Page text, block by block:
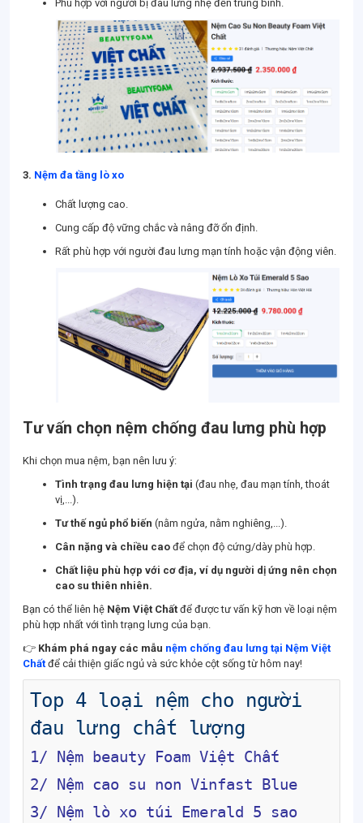
Phù hợp với người bị đau lưng nhẹ đến trung bình.
3. Nệm đa tầng lò xo
Chất lượng cao.
Cung cấp độ vững chắc và nâng đỡ ổn định.
Rất phù hợp với người đau lưng mạn tính hoặc vận động viên.
Tư vấn chọn nệm chống đau lưng phù hợp
Khi chọn mua nệm, bạn nên lưu ý:
Tình trạng đau lưng hiện tại (đau nhẹ, đau mạn tính, thoát
vị,...).
Tư thế ngủ phổ biến (nằm ngửa, nằm nghiêng,...).
Cân nặng và chiều cao để chọn độ cứng/dày phù hợp.
Chất liệu phù hợp với cơ địa, ví dụ người dị ứng nên chọn
cao su thiên nhiên.
Bạn có thể liên hệ Nệm Việt Chất để được tư vấn kỹ hơn về loại nệm
phù hợp nhất với tình trạng lưng của bạn.
👉 Khám phá ngay các mẫu nệm chống đau lưng tại Nệm Việt
Chất để cải thiện giấc ngủ và sức khỏe cột sống từ hôm nay!
Top 4 loại nệm cho người
đau lưng chất lượng
1/ Nệm beauty Foam Việt Chất
2/ Nệm cao su non Vinfast Blue
3/ Nệm lò xo túi Emerald 5 sao